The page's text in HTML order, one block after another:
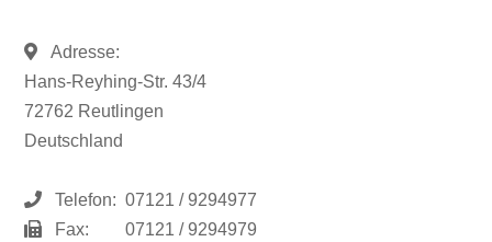
Adresse:
Hans-Reyhing-Str. 43/4
72762 Reutlingen
Deutschland
Telefon: 07121 / 9294977
Fax:
07121 / 9294979